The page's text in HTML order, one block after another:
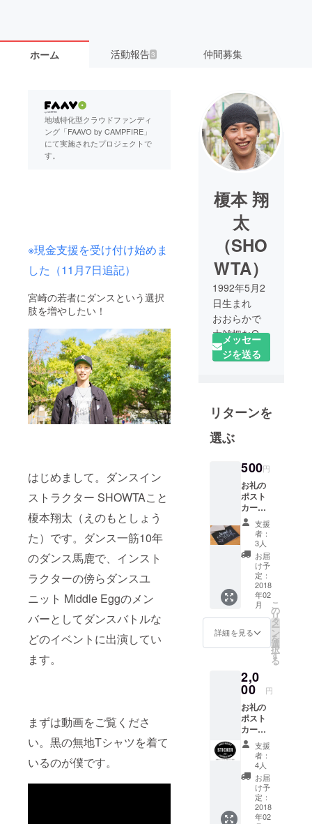
ホーム 活動報告3 仲間募集
地域特化型クラウドファンディ
ング「FAAVO by CAMPFIRE」
にて実施されたプロジェクトで
す。
※現金支援を受け付け始めま
した（11月7日追記）
宮崎の若者にダンスという選択
肢を増やしたい！
はじめまして。ダンスイン
ストラクター SHOWTAこと
榎本翔太（えのもとしょう
た）です。ダンス一筋10年
のダンス馬鹿で、インスト
ラクターの傍らダンスユ
ニット Middle Eggのメン
バーとしてダンスバトルな
どのイベントに出演してい
ます。
まずは動画をご覧くださ
い。黒の無地Tシャツを着て
いるのが僕です。
榎本 翔
太
（SHO
WTA）
1992年5月2
日生まれ
おおらかで
大雑把なO型
小・中学校
るも、見た
ずの生まれ
痴のため、
全く女の子
にモテず、
どうすれば
女の子にモ
テるかを探
した末に出
会ったダン
スを高校時
代に始め
高校卒業
リーで運搬
などのバイ
トをする傍
ら、ダンス
を続け、現
在、各方面
でインスト
ラクターを
メッセー
ジを送る
リターンを
選ぶ
500円
お礼の
ポスト
カー
ド：支
援いた
だいた
みなさ
まに感
謝の気
持ちを
ポスト
カード
にした
ためま
す。
支援
者：
3人
お届
け予
定：
2018
年02
月
詳細を見る
こ
の
リ
タ
ー
ン
を
選
択
す
る
2,0
00 円
お礼の
ポスト
カー
ド：支
援いた
だいた
みなさ
まに感
謝の気
持ちを
ポスト
支援
者：
4人
お届
け予
定：
2018
年02